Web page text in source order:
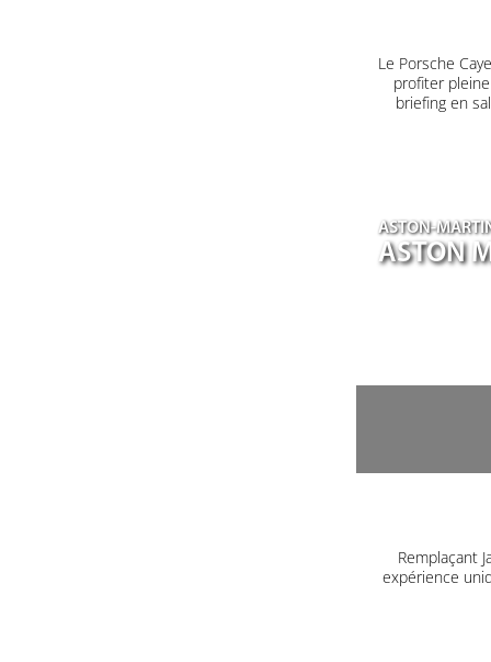
Le Porsche
profiter
briefing en
ASTON-
ASTON
Remplaçant
expérience